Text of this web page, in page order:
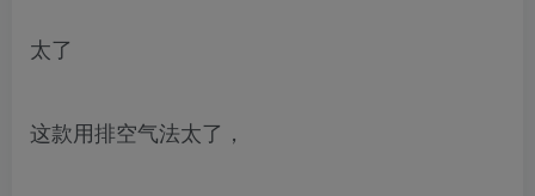
太了
这款用排空气法太了，